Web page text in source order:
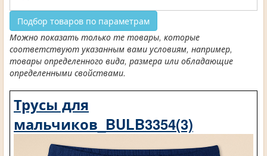
Подбор товаров по параметрам
Можно показать только те товары, которые
соответствуют указанным вами условиям, например,
товары определенного вида, размера или обладающие
определенными свойствами.
Трусы для
мальчиков_BULB3354(3)